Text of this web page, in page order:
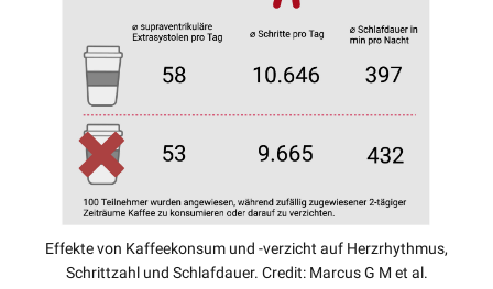
Effekte von Kaffeekonsum und -verzicht auf Herzrhythmus,
Schrittzahl und Schlafdauer. Credit: Marcus G M et al.